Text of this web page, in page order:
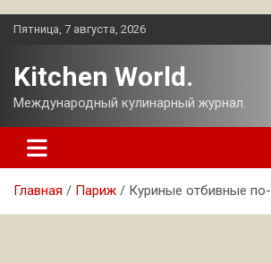
Перейти
Пятница, 7 августа, 2026
Kitchen World.
Международный кулинарный журнал.
Главная Париж Куриные отбивные